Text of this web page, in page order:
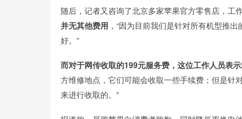
随后，记者又咨询了北京多家苹果官方零售店，工
并无其他费用 ，“因为目前我们是针对所有机型推
好。”
而对于网传收取的199元服务费，这位工作人员表
方维修地点，它们可能会收取一些手续费；但是针
来进行收取的。”